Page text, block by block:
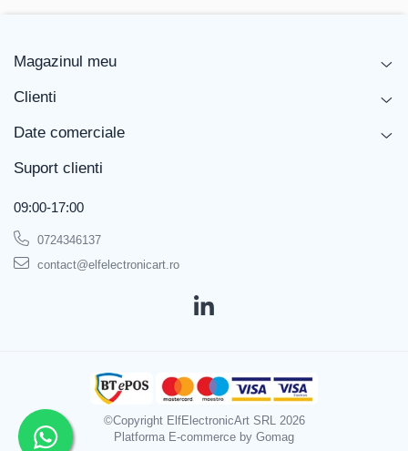
Magazinul meu
Clienti
Date comerciale
Suport clienti
09:00-17:00
0724346137
contact@elfelectronicart.ro
©Copyright ElfElectronicArt SRL 2026
Platforma E-commerce by Gomag